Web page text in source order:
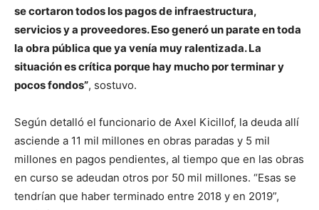
se cortaron todos los pagos de infraestructura,
servicios y a proveedores. Eso generó un parate en toda
la obra pública que ya venía muy ralentizada. La
situación es crítica porque hay mucho por terminar y
pocos fondos”, sostuvo.
Según detalló el funcionario de Axel Kicillof, la deuda allí
asciende a 11 mil millones en obras paradas y 5 mil
millones en pagos pendientes, al tiempo que en las obras
en curso se adeudan otros por 50 mil millones. “Esas se
tendrían que haber terminado entre 2018 y en 2019”,